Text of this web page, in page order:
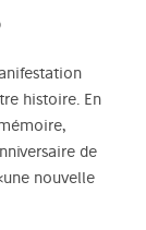
histoire. En
de
nouvelle